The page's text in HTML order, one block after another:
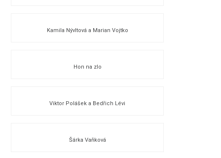
Kamila Nývltová a Marian Vojtko
Hon na zlo
Viktor Polášek a Bedřich Lévi
Šárka Vaňková